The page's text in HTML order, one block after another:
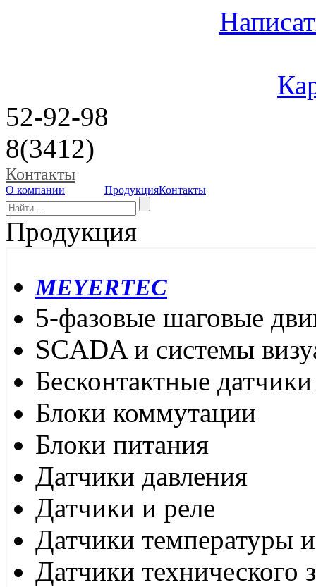
52-92-98
8(3412)
Контакты
О компании ПродукцияКонтакты
Продукция
MEYERTEC
5-фазовые шаговые
SCADA и системы
Бесконтактные датчики
Блоки коммутации
Блоки питания
Датчики давления
Датчики и реле
Датчики температуры
Датчики технического